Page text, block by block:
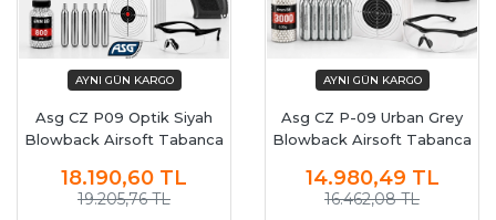
Asg CZ P09 Optik Siyah
Blowback Airsoft Tabanca
18.190,60 TL
19.205,76 TL
Asg CZ P-09 Urban Grey
Blowback Airsoft Tabanca
14.980,49 TL
16.462,08 TL